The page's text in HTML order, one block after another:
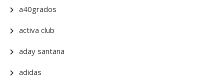
a40grados
activa club
aday santana
adidas